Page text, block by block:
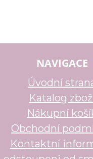
NAVIGACE
Úvodní
Katalog
Nákupní
Obchodní
Kontaktní